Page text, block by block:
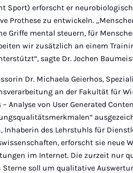
Sport) erforscht er
Prothese zu entwickeln.
Griffe mental steuern, für
wir zusätzlich an einem
sagte Dr. Jochen
Dr. Michaela Geierhos,
an der Fakultät für
– Analyse von User Generated
Inhaberin des Lehrstuhls für
erforscht sie neue
im Internet. Die zurzeit nur
Sterne soll um qualitative